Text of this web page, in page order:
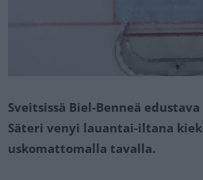
Sveitsissä Biel-Benneä
Säteri venyi lauantai-iltana
uskomattomalla tavalla.